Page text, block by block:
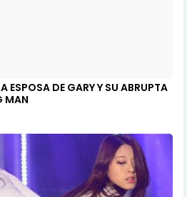
ESPOSA DE GARY Y SU ABRUPTA
MAN